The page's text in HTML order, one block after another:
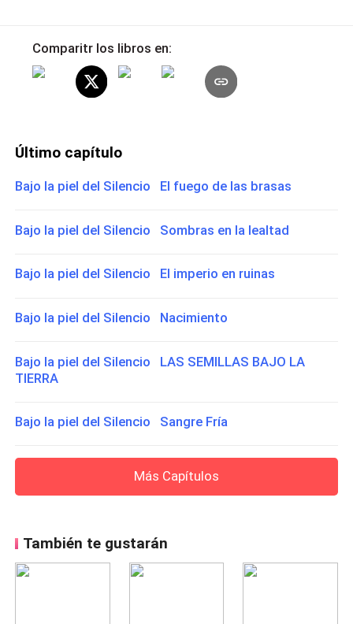
Comparitr los libros en:
Último capítulo
Bajo la piel del Silencio El fuego de las brasas
Bajo la piel del Silencio Sombras en la lealtad
Bajo la piel del Silencio El imperio en ruinas
Bajo la piel del Silencio Nacimiento
Bajo la piel del Silencio LAS SEMILLAS BAJO LA
TIERRA
Bajo la piel del Silencio Sangre Fría
Más Capítulos
También te gustarán